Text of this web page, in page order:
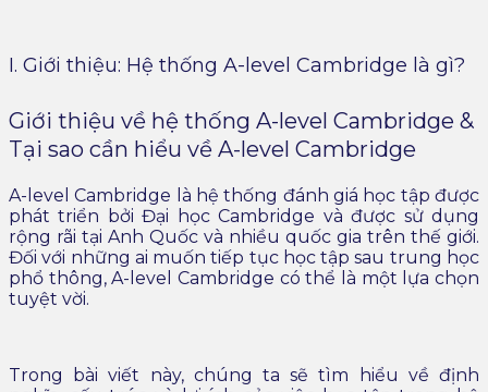
I. Giới thiệu: Hệ thống A-level Cambridge là gì?
Giới thiệu về hệ thống A-level Cambridge &
Tại sao cần hiểu về A-level Cambridge
A-level Cambridge là hệ thống đánh giá học tập được
phát triển bởi Đại học Cambridge và được sử dụng
rộng rãi tại Anh Quốc và nhiều quốc gia trên thế giới.
Đối với những ai muốn tiếp tục học tập sau trung học
phổ thông, A-level Cambridge có thể là một lựa chọn
tuyệt vời.
Trong bài viết này, chúng ta sẽ tìm hiểu về định